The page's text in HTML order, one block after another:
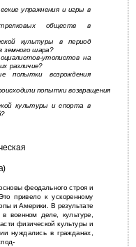
упражнения и игры в
обществ в
культуры в период
земного шара?
утопистов на
различие?
попытки возрождения
попытки возвращения
культуры и спорта в
феодального строя и
привело к ускоренному
и Америки. В результате
в военном деле, культуре,
физической культуры и
нуждались в гражданах,